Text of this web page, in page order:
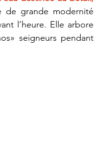
de grande modernité
l’heure. Elle arbore
seigneurs pendant